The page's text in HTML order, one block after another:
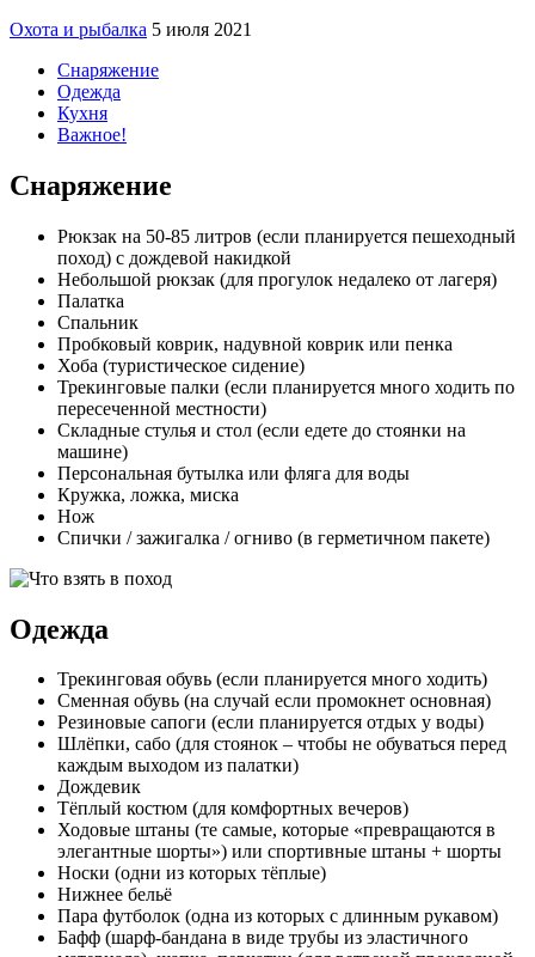
Охота и рыбалка 5 июля 2021
Снаряжение
Одежда
Кухня
Важное!
Снаряжение
Рюкзак на 50-85 литров (если планируется пешеходный
поход) с дождевой накидкой
Небольшой рюкзак (для прогулок недалеко от лагеря)
Палатка
Спальник
Пробковый коврик, надувной коврик или пенка
Хоба (туристическое сидение)
Трекинговые палки (если планируется много ходить по
пересеченной местности)
Складные стулья и стол (если едете до стоянки на
машине)
Персональная бутылка или фляга для воды
Кружка, ложка, миска
Нож
Спички / зажигалка / огниво (в герметичном пакете)
Одежда
Трекинговая обувь (если планируется много ходить)
Сменная обувь (на случай если промокнет основная)
Резиновые сапоги (если планируется отдых у воды)
Шлёпки, сабо (для стоянок – чтобы не обуваться перед
каждым выходом из палатки)
Дождевик
Тёплый костюм (для комфортных вечеров)
Ходовые штаны (те самые, которые «превращаются в
элегантные шорты») или спортивные штаны + шорты
Носки (одни из которых тёплые)
Нижнее бельё
Пара футболок (одна из которых с длинным рукавом)
Бафф (шарф-бандана в виде трубы из эластичного